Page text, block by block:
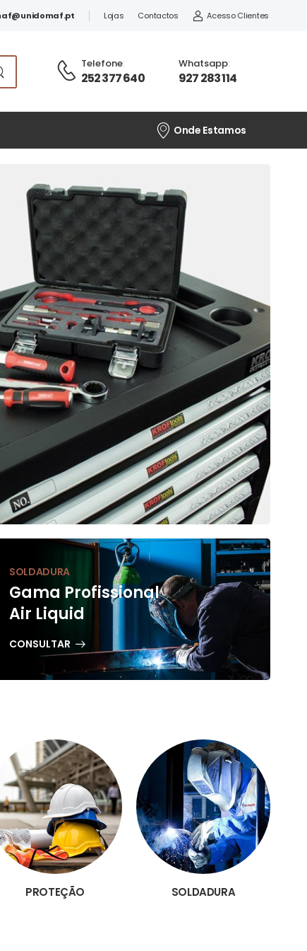
Lojas Contactos Acesso Clientes
Telefone:
252 377 640
Whatsapp:
927 283 114
Onde Estamos
SOLDADURA
Gama Profissional
Air Liquid
CONSULTAR
PROTEÇÃO SOLDADURA